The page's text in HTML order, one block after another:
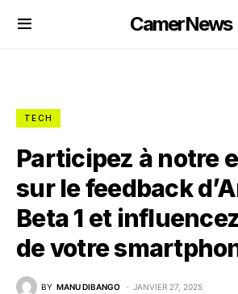
CamerNews
TECH
Participez à notre
sur le feedback
Beta 1 et
de votre
BY MANU DIBANGO JANVIER 27, 2025